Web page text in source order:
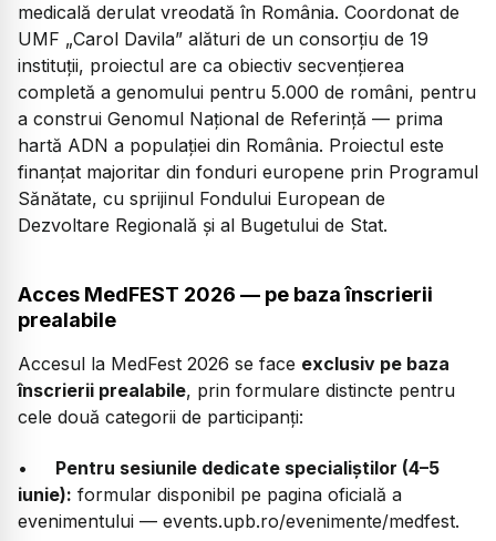
medicală derulat vreodată în România. Coordonat de
UMF „Carol Davila” alături de un consorțiu de 19
instituții, proiectul are ca obiectiv secvențierea
completă a genomului pentru 5.000 de români, pentru
a construi Genomul Național de Referință — prima
hartă ADN a populației din România. Proiectul este
finanțat majoritar din fonduri europene prin Programul
Sănătate, cu sprijinul Fondului European de
Dezvoltare Regională și al Bugetului de Stat.
Acces MedFEST 2026 — pe baza înscrierii
prealabile
Accesul la MedFest 2026 se face exclusiv pe baza
înscrierii prealabile, prin formulare distincte pentru
cele două categorii de participanți:
• Pentru sesiunile dedicate specialiștilor (4–5
iunie): formular disponibil pe pagina oficială a
evenimentului — events.upb.ro/evenimente/medfest.